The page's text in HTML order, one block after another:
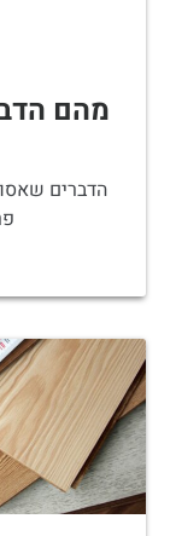
מהם
הדברים